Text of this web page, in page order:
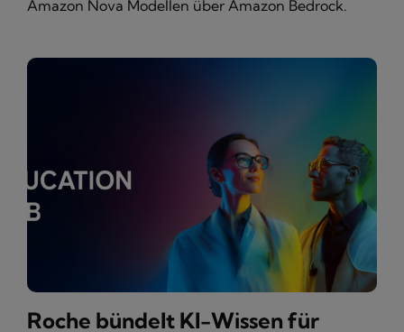
Amazon Nova Modellen über Amazon Bedrock.
Roche bündelt KI-Wissen für